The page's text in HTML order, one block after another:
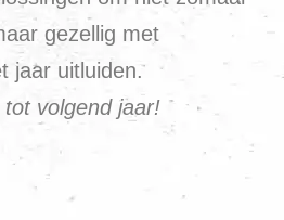
gezellig met
jaar uitluiden.
volgend jaar!